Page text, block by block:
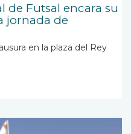
de Futsal encara su
jornada de
en la plaza del Rey